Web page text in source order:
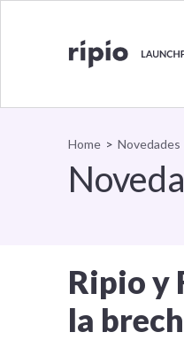
Volver al inicio
Home > Novedades
Ripio y
la